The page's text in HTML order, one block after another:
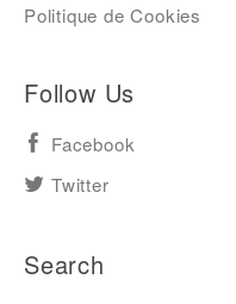
Politique de Cookies
Follow Us
Facebook
Twitter
Search